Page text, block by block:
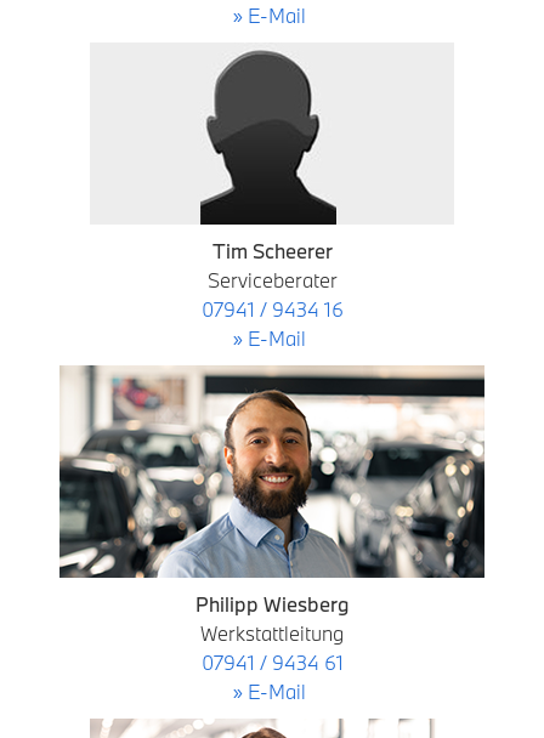
» E-Mail
Tim Scheerer
Serviceberater
07941 / 9434 16
» E-Mail
Philipp Wiesberg
Werkstattleitung
07941 / 9434 61
» E-Mail